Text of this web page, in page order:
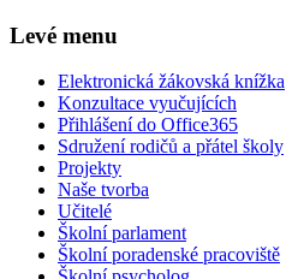
Levé menu
Elektronická žákovská knížka
Konzultace vyučujících
Přihlášení do Office365
Sdružení rodičů a přátel školy
Projekty
Naše tvorba
Učitelé
Školní parlament
Školní poradenské pracoviště